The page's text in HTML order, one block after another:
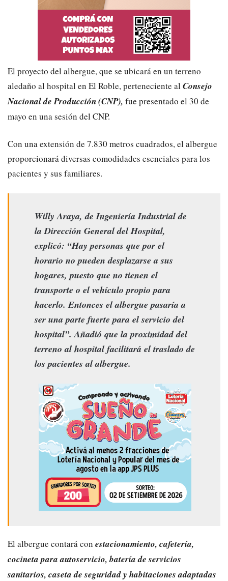
El proyecto del albergue, que se ubicará en un terreno
aledaño al hospital en El Roble, perteneciente al Consejo
Nacional de Producción (CNP), fue presentado el 30 de
mayo en una sesión del CNP.
Con una extensión de 7.830 metros cuadrados, el albergue
proporcionará diversas comodidades esenciales para los
pacientes y sus familiares.
Willy Araya, de Ingeniería Industrial de
la Dirección General del Hospital,
explicó: “Hay personas que por el
horario no pueden desplazarse a sus
hogares, puesto que no tienen el
transporte o el vehículo propio para
hacerlo. Entonces el albergue pasaría a
ser una parte fuerte para el servicio del
hospital”. Añadió que la proximidad del
terreno al hospital facilitará el traslado de
los pacientes al albergue.
El albergue contará con estacionamiento, cafetería,
cocineta para autoservicio, batería de servicios
sanitarios, caseta de seguridad y habitaciones adaptadas